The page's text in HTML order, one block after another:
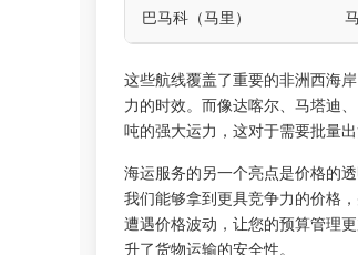
巴马科（马里）
这些航线覆盖了重要的非洲西海
力的时效。而像达喀尔、马塔迪
吨的强大运力，这对于需要批量
海运服务的另一个亮点是价格的
我们能够拿到更具竞争力的价格
遭遇价格波动，让您的预算管理
升了货物运输的安全性。